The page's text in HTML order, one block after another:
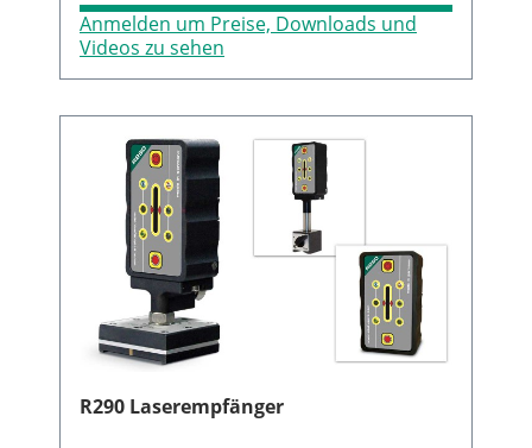
Strahlqualität aus. Die Laserquelle ist über die
4 Differentialschrauben in der Lage und im
Befestigungsmöglichkeiten für den T250.
Anmelden um Preise, Downloads und
Videos zu sehen
R290 Laserempfänger